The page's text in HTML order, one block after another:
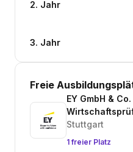
2. Jahr
3. Jahr
Freie
EY GmbH & Co.
Stuttgart
1 freier Platz